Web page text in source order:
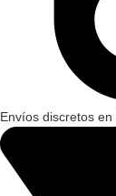
Envíos discretos